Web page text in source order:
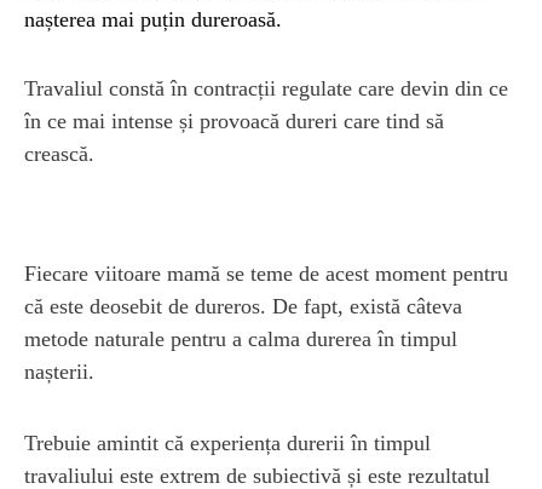
nașterea mai puțin dureroasă.
Travaliul constă în contracții regulate care devin din ce
în ce mai intense și provoacă dureri care tind să
crească.
Fiecare viitoare mamă se teme de acest moment pentru
că este deosebit de dureros. De fapt, există câteva
metode naturale pentru a calma durerea în timpul
nașterii.
Trebuie amintit că experiența durerii în timpul
travaliului este extrem de subiectivă și este rezultatul